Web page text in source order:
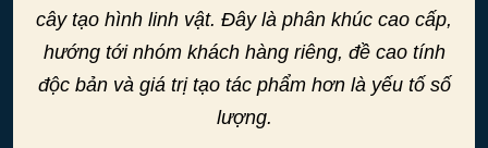
cây tạo hình linh vật. Đây là phân khúc cao cấp,
hướng tới nhóm khách hàng riêng, đề cao tính
độc bản và giá trị tạo tác phẩm hơn là yếu tố số
lượng.